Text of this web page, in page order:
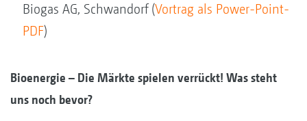
Biogas AG, Schwandorf (Vortrag als Power-Point-
PDF)
Bioenergie – Die Märkte spielen verrückt! Was steht
uns noch bevor?